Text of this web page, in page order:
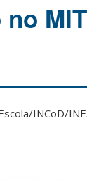
MIT
INCoD/